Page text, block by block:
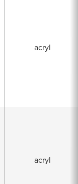
acryl
acryl